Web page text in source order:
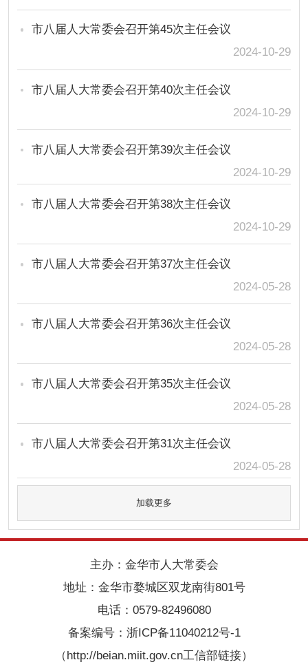
市八届人大常委会召开第45次主任会议
2024-10-29
市八届人大常委会召开第40次主任会议
2024-10-29
市八届人大常委会召开第39次主任会议
2024-10-29
市八届人大常委会召开第38次主任会议
2024-10-29
市八届人大常委会召开第37次主任会议
2024-05-28
市八届人大常委会召开第36次主任会议
2024-05-28
市八届人大常委会召开第35次主任会议
2024-05-28
市八届人大常委会召开第31次主任会议
2024-05-28
加载更多
主办：金华市人大常委会
地址：金华市婺城区双龙南街801号
电话：0579-82496080
备案编号： 浙ICP备11040212号-1
（http://beian.miit.gov.cn工信部链接）